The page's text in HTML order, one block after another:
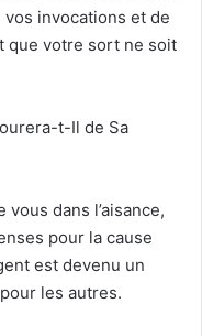
invocations et de
que votre sort ne soit
t-Il de Sa
dans l’aisance,
pour la cause
est devenu un
les autres.